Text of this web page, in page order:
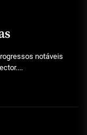
notáveis